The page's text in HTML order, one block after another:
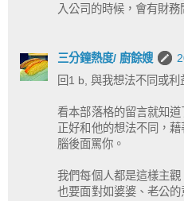
入公司的時候，會有財務
三分鐘熱度/ 廚餘嫂
回1 b, 與我想法不同或
看本部落格的留言就知
正好和他的想法不同，
腦後面罵你。
我們每個人都是這樣主
也要面對如婆婆、老公